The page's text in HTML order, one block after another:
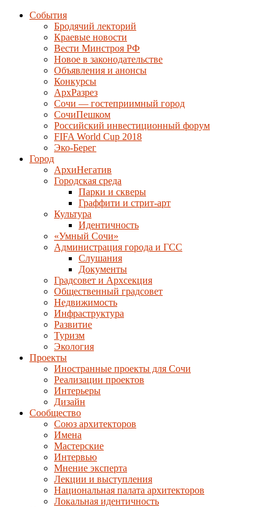
События
Бродячий лекторий
Краевые новости
Вести Минстроя РФ
Новое в законодательстве
Объявления и анонсы
Конкурсы
АрхРазрез
Сочи — гостеприимный город
СочиПешком
Российский инвестиционный форум
FIFA World Cup 2018
Эко-Берег
Город
АрхиНегатив
Городская среда
Парки и скверы
Граффити и стрит-арт
Культура
Идентичность
«Умный Сочи»
Администрация города и ГСС
Слушания
Документы
Градсовет и Архсекция
Общественный градсовет
Недвижимость
Инфраструктура
Развитие
Туризм
Экология
Проекты
Иностранные проекты для Сочи
Реализации проектов
Интерьеры
Дизайн
Сообщество
Союз архитекторов
Имена
Мастерские
Интервью
Мнение эксперта
Лекции и выступления
Национальная палата архитекторов
Локальная идентичность